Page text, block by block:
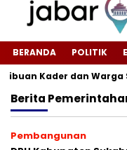
BERANDA POLITIK
Kader dan Warga
Berita
Pembangunan